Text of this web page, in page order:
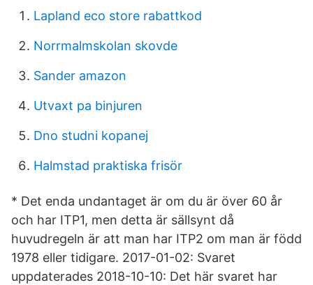
Lapland eco store rabattkod
Norrmalmskolan skovde
Sander amazon
Utvaxt pa binjuren
Dno studni kopanej
Halmstad praktiska frisör
* Det enda undantaget är om du är över 60 år
och har ITP1, men detta är sällsynt då
huvudregeln är att man har ITP2 om man är född
1978 eller tidigare. 2017-01-02: Svaret
uppdaterades 2018-10-10: Det här svaret har